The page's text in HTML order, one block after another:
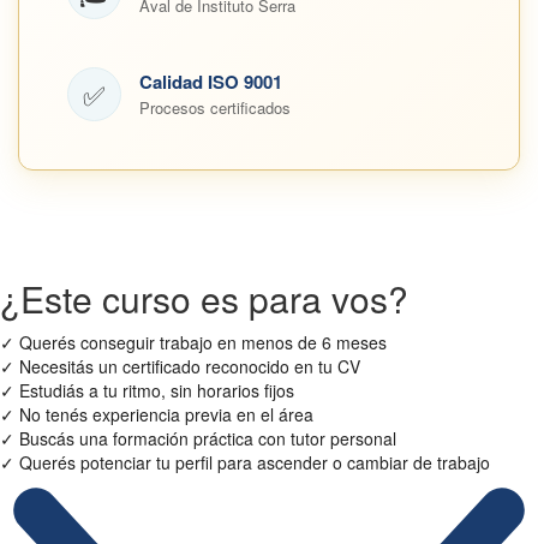
Aval de Instituto Serra
✅ Calidad ISO 9001
Procesos certificados
¿Este curso es para vos?
✓ Querés conseguir trabajo en menos de 6 meses
✓ Necesitás un certificado reconocido en tu CV
✓ Estudiás a tu ritmo, sin horarios fijos
✓ No tenés experiencia previa en el área
✓ Buscás una formación práctica con tutor personal
✓ Querés potenciar tu perfil para ascender o cambiar de trabajo